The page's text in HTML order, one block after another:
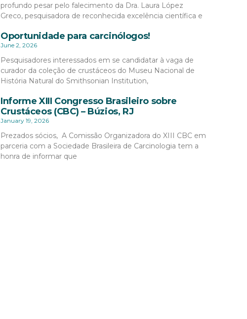
profundo pesar pelo falecimento da Dra. Laura López
Greco, pesquisadora de reconhecida excelência científica e
Oportunidade para carcinólogos!
June 2, 2026
Pesquisadores interessados em se candidatar à vaga de
curador da coleção de crustáceos do Museu Nacional de
História Natural do Smithsonian Institution,
Informe XIII Congresso Brasileiro sobre
Crustáceos (CBC) – Búzios, RJ
January 19, 2026
Prezados sócios, A Comissão Organizadora do XIII CBC em
parceria com a Sociedade Brasileira de Carcinologia tem a
honra de informar que